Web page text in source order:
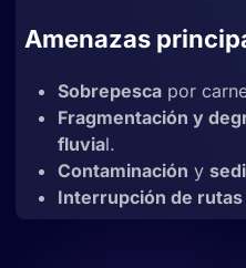
Amenazas
Sobrepesca por
Fragmentación y
fluvial.
Contaminación y
Interrupción de